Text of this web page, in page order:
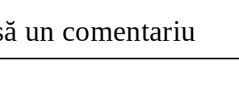
un comentariu